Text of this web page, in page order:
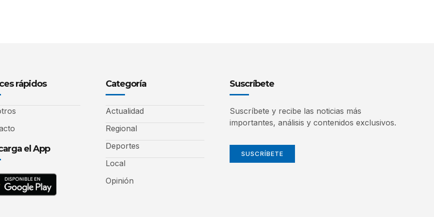
rápidos
el App
Categoría
Actualidad
Regional
Deportes
Local
Opinión
Suscríbete
Suscríbete y recibe las noticias más
importantes, análisis y contenidos exclusivos.
SUSCRÍBETE